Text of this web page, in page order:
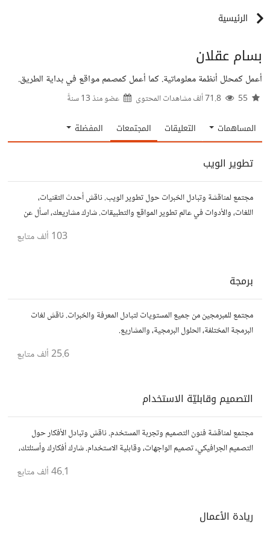
الرئيسية
بسام عقلان
أعمل كمحلل أنظمة معلوماتية. كما أعمل كمصمم مواقع في بداية الطريق.
عضو منذ13 سنةً
المساهمات التعليقات المجتمعات المفضلة
تطوير الويب
مجتمع لمناقشة وتبادل الخبرات حول تطوير الويب. ناقش أحدث التقنيات،
اللغات، والأدوات في عالم تطوير المواقع والتطبيقات. شارك مشاريعك، اسأل عن
103 ألف متابع
برمجة
مجتمع للمبرمجين من جميع المستويات لتبادل المعرفة والخبرات. ناقش لغات
البرمجة المختلفة، الحلول البرمجية، والمشاريع.
25.6 ألف متابع
التصميم وقابليّة الاستخدام
مجتمع لمناقشة فنون التصميم وتجربة المستخدم. ناقش وتبادل الأفكار حول
التصميم الجرافيكي، تصميم الواجهات، وقابلية الاستخدام. شارك أفكارك وأسئلتك،
وتواصل مع مصممين ومتخصصين في تحسين تجربة المستخدم.
46.1 ألف متابع
ريادة الأعمال